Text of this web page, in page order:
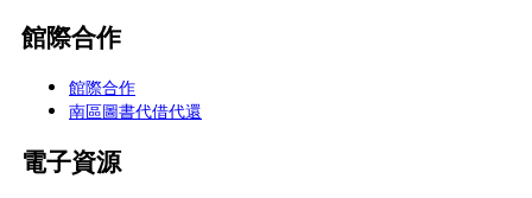
館際合作
館際合作
南區圖書代借代還
電子資源